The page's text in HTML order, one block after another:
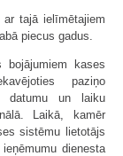
tajā ielīmētajiem
piecus gadus.
kases
paziņo
datumu un laiku
Laikā, kamēr
sistēmu lietotājs
dienesta